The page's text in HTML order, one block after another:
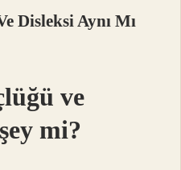
Disleksi Aynı Mı
ve
mi?